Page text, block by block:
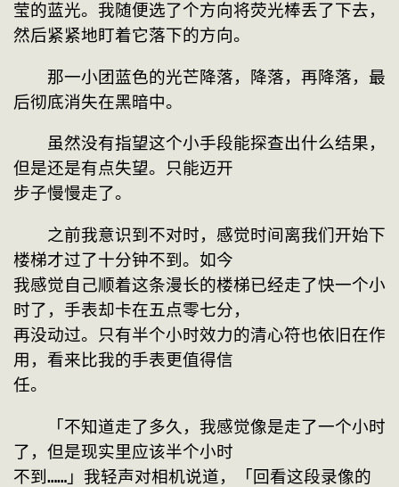
莹的蓝光。我随便选了个方向将荧光棒丢了下去，
然后紧紧地盯着它落下的方向。
那一小团蓝色的光芒降落，降落，再降落，最
后彻底消失在黑暗中。
虽然没有指望这个小手段能探查出什么结果，
但是还是有点失望。只能迈开
步子慢慢走了。
之前我意识到不对时，感觉时间离我们开始下
楼梯才过了十分钟不到。如今
我感觉自己顺着这条漫长的楼梯已经走了快一个小
时了，手表却卡在五点零七分，
再没动过。只有半个小时效力的清心符也依旧在作
用，看来比我的手表更值得信
任。
「不知道走了多久，我感觉像是走了一个小时
了，但是现实里应该半个小时
不到……」我轻声对相机说道，「回看这段录像的